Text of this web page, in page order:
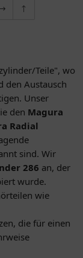
Teile", wo
den Austausch
Unser
den Magura
Radial
sind. Wir
286 an, der
wurde.
wie
die für einen